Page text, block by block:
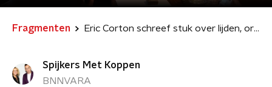
Fragmenten Eric Corton schreef stuk over lijden, orkest Phion kleedde het muzikaal aan
Spijkers Met Koppen
BNNVARA